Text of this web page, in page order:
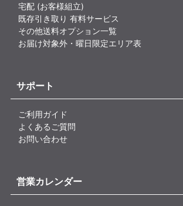
宅配 (お客様組立)
既存引き取り 有料サービス
その他送料オプション一覧
お届け対象外・曜日限定エリア表
サポート
ご利用ガイド
よくあるご質問
お問い合わせ
営業カレンダー